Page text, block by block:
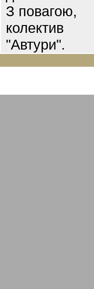
З повагою,
колектив
"Автури".